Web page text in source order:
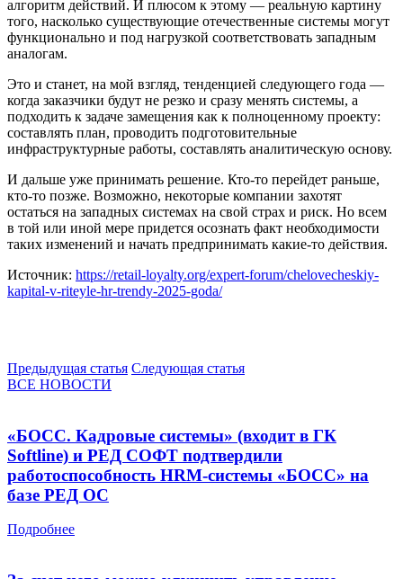
алгоритм действий. И плюсом к этому — реальную картину
того, насколько существующие отечественные системы могут
функционально и под нагрузкой соответствовать западным
аналогам.
Это и станет, на мой взгляд, тенденцией следующего года —
когда заказчики будут не резко и сразу менять системы, а
подходить к задаче замещения как к полноценному проекту:
составлять план, проводить подготовительные
инфраструктурные работы, составлять аналитическую основу.
И дальше уже принимать решение. Кто-то перейдет раньше,
кто-то позже. Возможно, некоторые компании захотят
остаться на западных системах на свой страх и риск. Но всем
в той или иной мере придется осознать факт необходимости
таких изменений и начать предпринимать какие-то действия.
Источник: https://retail-loyalty.org/expert-forum/chelovecheskiy-
kapital-v-riteyle-hr-trendy-2025-goda/
Предыдущая статья Следующая статья
ВСЕ НОВОСТИ
«БОСС. Кадровые системы» (входит в ГК
Softline) и РЕД СОФТ подтвердили
работоспособность HRM-системы «БОСС» на
базе РЕД ОС
Подробнее